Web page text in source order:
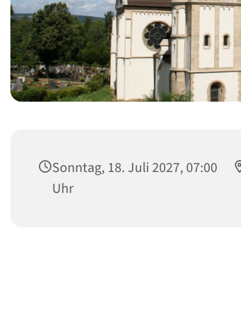
Sonntag, 18. Juli 2027, 07:00
Uhr